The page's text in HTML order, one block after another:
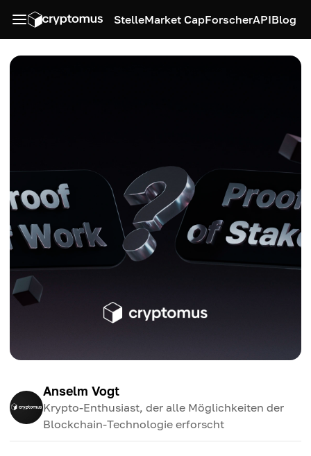
StelleMarket CapForscherAPIBlog
Anselm Vogt
Krypto-Enthusiast, der alle Möglichkeiten der
Blockchain-Technologie erforscht